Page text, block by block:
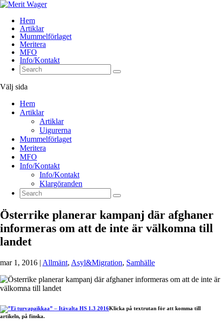
Hem
Artiklar
Mummelförlaget
Meritera
MFO
Info/Kontakt
Välj sida
Hem
Artiklar
Artiklar
Uigurerna
Mummelförlaget
Meritera
MFO
Info/Kontakt
Info/Kontakt
Klargöranden
Österrike planerar kampanj där afghaner
informeras om att de inte är välkomna till
landet
mar 1, 2016 | Allmänt, Asyl&Migration, Samhälle
Klicka på textrutan för att komma till
artikeln, på finska.